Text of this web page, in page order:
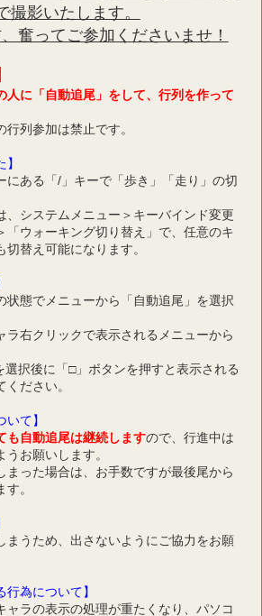
撮影いたします。
奮ってご参加くださいませ！
人に「自動追尾」をして、行列を作って
列参加は禁止です。
にある「/」キーで「歩き」「走り」の切
システムメニュー＞キーバインド変更
「ウォーキング切り替え」で、任意のキ
替え可能になります。
状態でメニューから「自動追尾」を選択
右クリックで表示されるメニューから
択後に「□」ボタンを押すと表示される
ください。
いて】
も自動追尾は継続しますので、行進中は
お願いします。
まった場合は、お手数ですが最後尾から
。
まうため、出さないようにご協力をお願
行為について】
ャラの表示の処理が重たくなり、パソコ